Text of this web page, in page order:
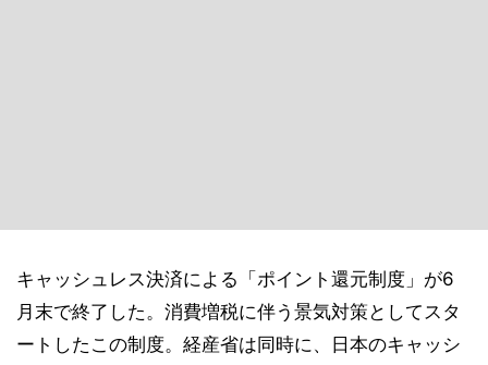
キャッシュレス決済による「ポイント還元制度」が6
月末で終了した。消費増税に伴う景気対策としてスタ
ートしたこの制度。経産省は同時に、日本のキャッシ